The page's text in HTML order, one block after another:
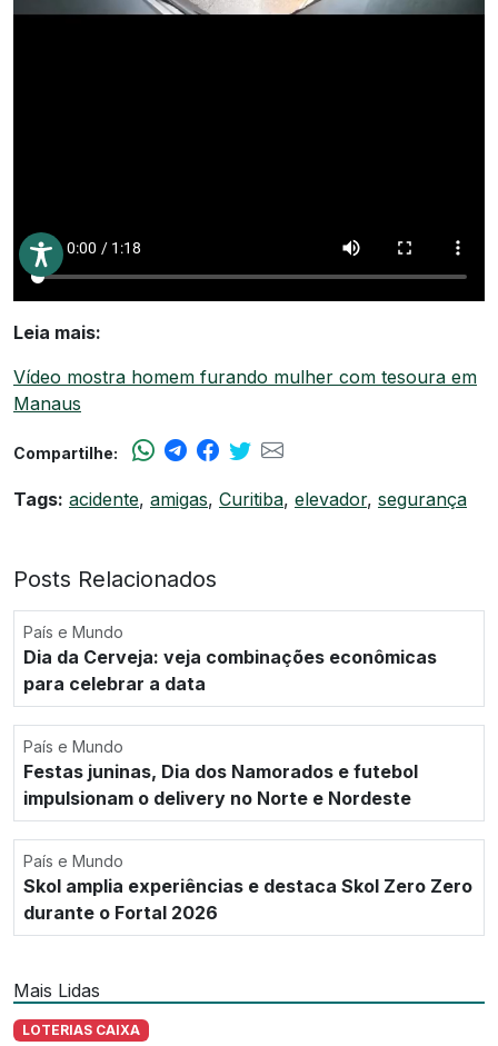
Leia mais:
Vídeo mostra homem furando mulher com tesoura em
Manaus
Compartilhe:
Tags: acidente, amigas, Curitiba, elevador, segurança
Posts Relacionados
País e Mundo
Dia da Cerveja: veja combinações econômicas
para celebrar a data
País e Mundo
Festas juninas, Dia dos Namorados e futebol
impulsionam o delivery no Norte e Nordeste
País e Mundo
Skol amplia experiências e destaca Skol Zero Zero
durante o Fortal 2026
Mais Lidas
LOTERIAS CAIXA